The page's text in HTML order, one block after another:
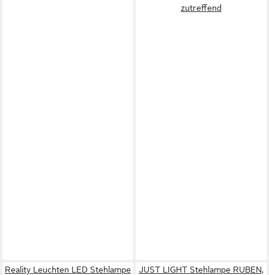
zutreffend
Reality Leuchten LED Stehlampe
JUST LIGHT Stehlampe RUBEN,